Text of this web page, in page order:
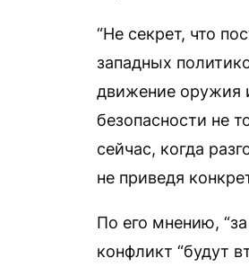
“Не секрет, что
западных
движение оружия
безопасности не
сейчас, когда
не приведя
По его мнению,
конфликт “будут